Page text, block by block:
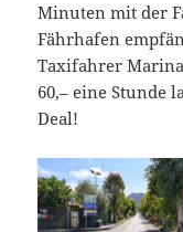
Minuten mit der
Fährhafen
Taxifahrer
60,– eine Stunde
Deal!